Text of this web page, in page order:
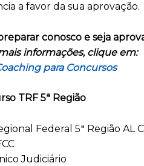
a favor da sua aprovação.
conosco e seja
informações, clique em:
para Concursos
TRF 5ª Região
Federal 5ª Região AL
Judiciário